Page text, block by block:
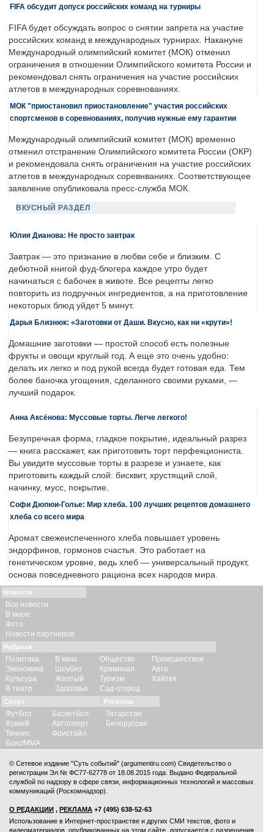
FIFA обсудит допуск российских команд на турниры
FIFA будет обсуждать вопрос о снятии запрета на участие
российских команд в международных турнирах. Накануне
Международный олимпийский комитет (МОК) отменил
ограничения в отношении Олимпийского комитета России и
рекомендовал снять ограничения на участие российских
атлетов в международных соревнованиях.
МОК "приостановил приостановление" участия российских
спортсменов в соревнованиях, получив нужные ему гарантии
Международный олимпийский комитет (МОК) временно
отменил отстранение Олимпийского комитета России (ОКР)
и рекомендовала снять ограничения на участие российских
атлетов в международных соревнваниях. Соответствующее
заявление опубликовала пресс-служба МОК.
ВКУСНЫЙ РАЗДЕЛ
Юлия Дианова: Не просто завтрак
Завтрак — это признание в любви себе и близким. С
дебютной книгой фуд-блогера каждое утро будет
начинаться с бабочек в животе. Все рецепты легко
повторить из подручных ингредиентов, а на приготовление
некоторых блюд уйдет 5 минут.
Дарья Близнюк: «Заготовки от Даши. Вкусно, как ни «крути»!
Домашние заготовки — простой способ есть полезные
фрукты и овощи круглый год. А еще это очень удобно:
делать их легко и под рукой всегда будет готовая еда. Тем
более баночка угощения, сделанного своими руками, —
лучший подарок.
Анна Аксёнова: Муссовые торты. Легче легкого!
Безупречная форма, гладкое покрытие, идеальный разрез
— книга расскажет, как приготовить торт перфекциониста.
Вы увидите муссовые торты в разрезе и узнаете, как
приготовить каждый слой: бисквит, хрустящий слой,
начинку, мусс, покрытие.
Софи Дюпюи-Голье: Мир хлеба. 100 лучших рецептов домашнего
хлеба со всего мира
Аромат свежеиспеченного хлеба повышает уровень
эндорфинов, гормонов счастья. Это работает на
генетическом уровне, ведь хлеб — универсальный продукт,
основа повседневного рациона всех народов мира.
Новости
Все новости
В мире
Фото
Новости партнеров
Рубрики
Политика
Экономика
Культура
В театр
В кино
Шоубиз
Желтый
Здоровье
Общество
Криминал
Туризм
Сад-огород
Происшествия
Авто
Хайтек
Спорт
Футбол
Хоккей
Теннис
Бокс/ММА
Баскетбол
Автоспорт
Фристайл
Регионы
Татарстан
Белоруссия
© Сетевое издание "Суть событий" (argumentiru.com) Свидетельство о
регистрации Эл № ФС77-62778 от 18.08.2015 года. Выдано Федеральной
службой по надзору в сфере связи, информационных технологий и массовых
коммуникаций (Роскомнадзор).
О РЕДАКЦИИ , РЕКЛАМА +7 (495) 638-52-63
Использование в Интернет-пространстве и других СМИ текстов, фото и
видеоматериалов, опубликованных на этом сайте, допускается с разрешения